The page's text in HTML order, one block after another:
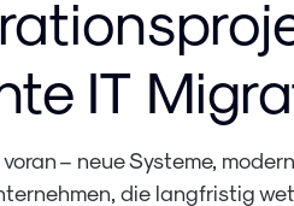
IT
– neue Systeme,
die langfristig